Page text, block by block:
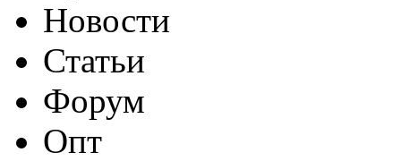
Новости
Статьи
Форум
Опт